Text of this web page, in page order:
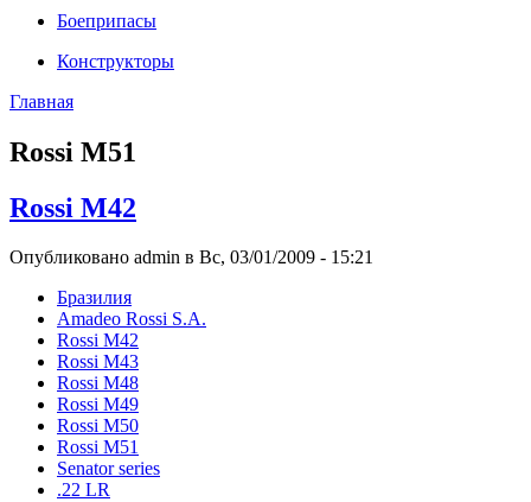
Боеприпасы
Конструкторы
Главная
Rossi M51
Rossi M42
Опубликовано admin в Вс, 03/01/2009 - 15:21
Бразилия
Amadeo Rossi S.A.
Rossi M42
Rossi M43
Rossi M48
Rossi M49
Rossi M50
Rossi M51
Senator series
.22 LR